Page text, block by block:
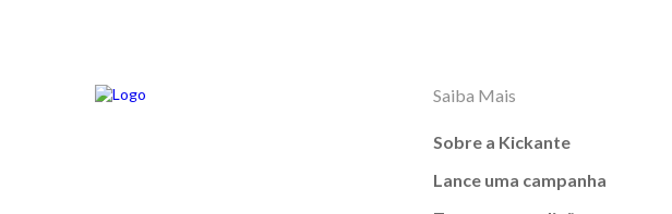
Saiba Mais
Sobre a Kickante
Lance uma campanha